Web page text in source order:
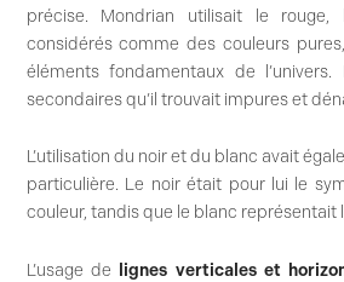
précise. Mondrian utilisait le
considérés comme des couleurs
éléments fondamentaux de
secondaires qu’il trouvait impures et
L’utilisation du noir et du blanc avait
particulière. Le noir était pour lui le
couleur, tandis que le blanc représentait
L’usage de lignes verticales et